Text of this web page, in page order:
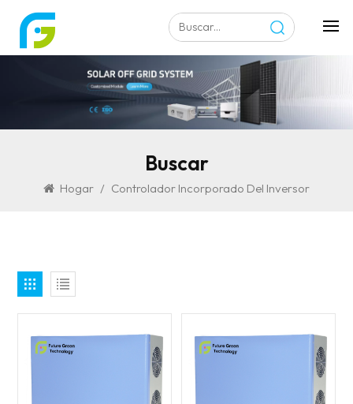
Buscar
Hogar / Controlador Incorporado Del Inversor